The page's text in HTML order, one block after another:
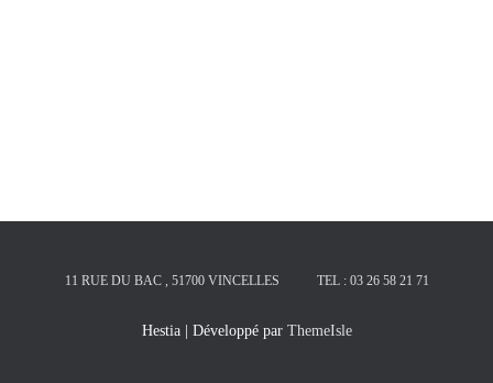
11 RUE DU BAC , 51700 VINCELLES TEL : 03 26 58 21 71
Hestia | Développé par ThemeIsle